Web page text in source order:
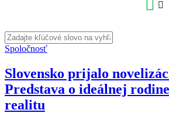
Spoločnosť
Slovensko prijalo
Predstava o ideálnej
realitu